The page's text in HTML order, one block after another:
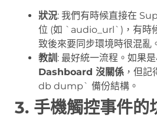
狀況: 我們有時候直接在
位 (如 `audio_url`)，有時
致後來要同步環境時很混亂
教訓 : 最好統一流程。如果是
Dashboard 沒關係 ，但
db dump` 備份結構。
3. 手機觸控事件的